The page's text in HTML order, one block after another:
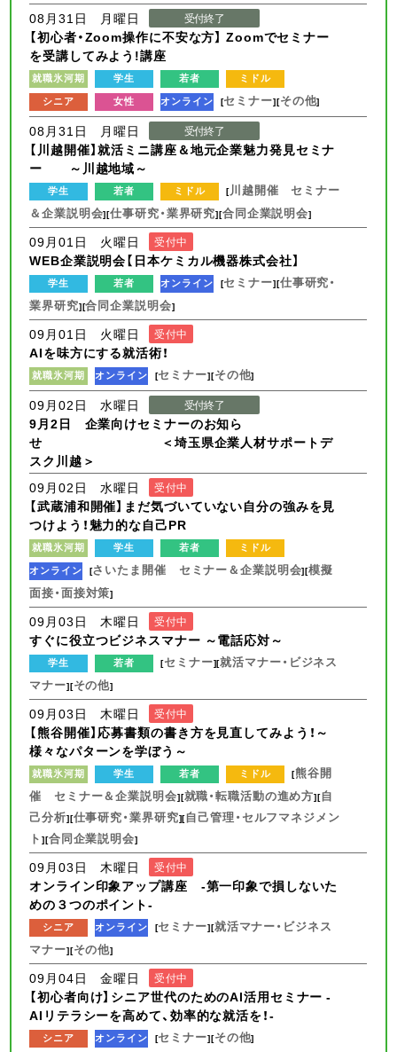
08月31日 月曜日 受付終了
【初心者・Zoom操作に不安な方】 Zoomでセミナー
を受講してみよう!講座
就職氷河期 学生 若者
ミドル
シニア
女性 オンライン [セミナー][その他]
08月31日 月曜日 受付終了
【川越開催】就活ミニ講座＆地元企業魅力発見セミナ
ー ～川越地域～
学生 若者 ミドル [川越開催 セミナー
＆企業説明会][仕事研究・業界研究][合同企業説明会]
09月01日 火曜日 受付中
WEB企業説明会【日本ケミカル機器株式会社】
学生 若者 オンライン [セミナー][仕事研究・
業界研究][合同企業説明会]
09月01日 火曜日 受付中
AIを味方にする就活術！
就職氷河期 オンライン [セミナー][その他]
09月02日 水曜日 受付終了
9月2日 企業向けセミナーのお知ら
せ ＜埼玉県企業人材サポートデ
スク川越＞
09月02日 水曜日
受付中
【武蔵浦和開催】まだ気づいていない自分の強みを見
つけよう！魅力的な自己PR
就職氷河期 学生 若者
ミドル
オンライン [さいたま開催 セミナー＆企業説明会][模擬
面接・面接対策]
09月03日 木曜日 受付中
すぐに役立つビジネスマナー ～電話応対～
学生 若者 [セミナー][就活マナー・ビジネス
マナー][その他]
09月03日 木曜日 受付中
【熊谷開催】応募書類の書き方を見直してみよう！～
様々なパターンを学ぼう～
就職氷河期 学生 若者 ミドル [熊谷開
催 セミナー＆企業説明会][就職・転職活動の進め方][自
己分析][仕事研究・業界研究][自己管理・セルフマネジメン
ト][合同企業説明会]
09月03日 木曜日 受付中
オンライン印象アップ講座 -第一印象で損しないた
めの３つのポイント-
シニア オンライン [セミナー][就活マナー・ビジネス
マナー][その他]
09月04日 金曜日 受付中
【初心者向け】シニア世代のためのAI活用セミナー -
AIリテラシーを高めて、効率的な就活を！-
シニア オンライン [セミナー][その他]